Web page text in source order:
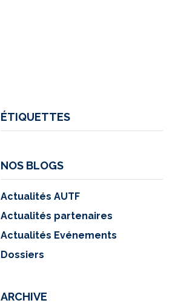
ÉTIQUETTES
NOS BLOGS
Actualités AUTF
Actualités partenaires
Actualités Evénements
Dossiers
ARCHIVE